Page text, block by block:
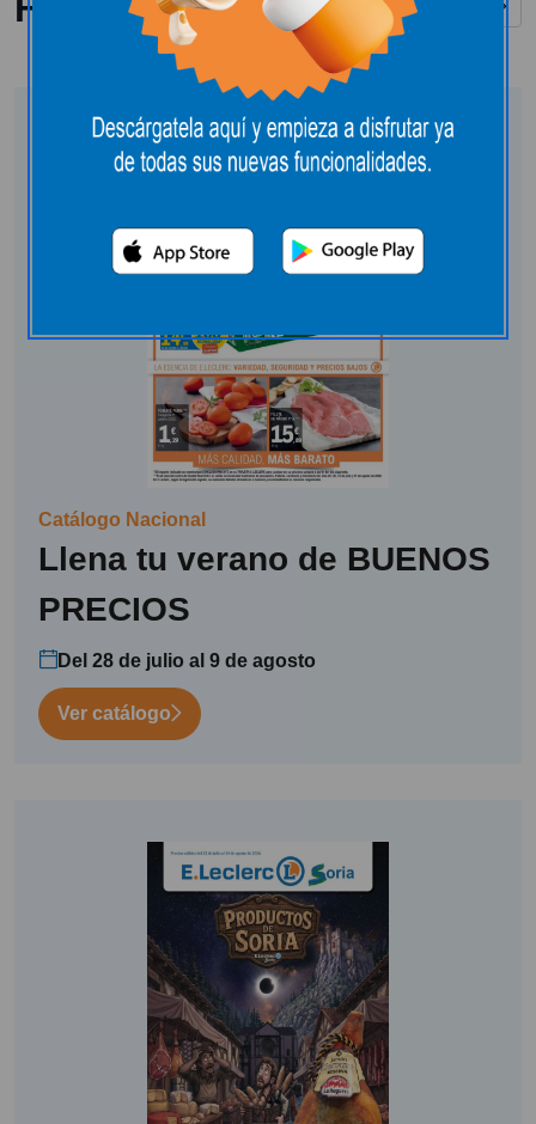
Catálogo Nacional
Llena tu verano de BUENOS
PRECIOS
Del 28 de julio al 9 de agosto
Ver catálogo